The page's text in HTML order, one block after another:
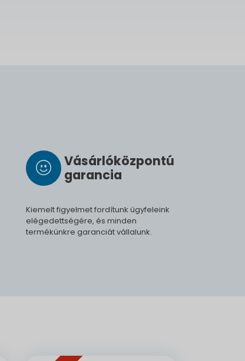
Vásárló­köz­pontú
ga­ran­cia
Kiemelt figyelmet fordítunk ügyfeleink
elégedettségére, és minden
termékünkre garanciát vállalunk.